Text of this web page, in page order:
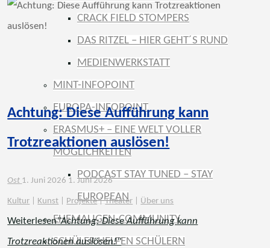
CRACK FIELD STOMPERS
DAS RITZEL – HIER GEHT´S RUND
MEDIENWERKSTATT
MINT-INFOPOINT
EUROPA-INFOPOINT
ERASMUS+ – EINE WELT VOLLER
MÖGLICHKEITEN
PODCAST STAY TUNED – STAY
EUROPEAN
EHEMALIGEN-COMMUNITY
SCHÜLER HELFEN SCHÜLERN
Achtung: Diese Aufführung kann
Trotzreaktionen auslösen!
Ost 1. Juni 2026 1. Juni 2026
Kultur Kunst Projekte | Theater Über uns
Weiterlesen"Achtung: Diese Aufführung kann
Trotzreaktionen auslösen!"